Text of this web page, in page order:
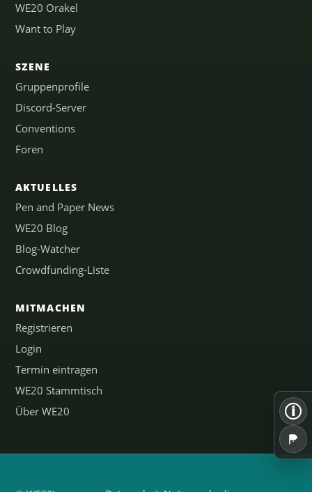
WE20 Orakel
Want to Play
SZENE
Gruppenprofile
Discord-Server
Conventions
Foren
AKTUELLES
Pen and Paper News
WE20 Blog
Blog-Watcher
Crowdfunding-Liste
MITMACHEN
Registrieren
Login
Termin eintragen
WE20 Stammtisch
Über WE20
i